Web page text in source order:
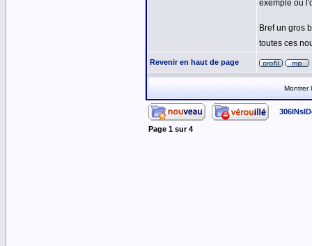
exemple ou
Bref un gros
toutes ces
Revenir en haut de page
Montrer
Page 1 sur4